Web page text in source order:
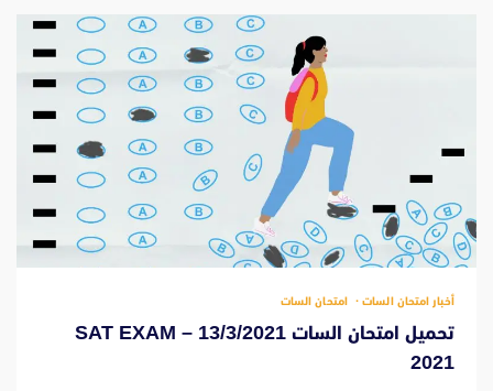
أخبار امتحان السات امتحان السات
تحميل امتحان السات 13/3/2021 – SAT EXAM
2021